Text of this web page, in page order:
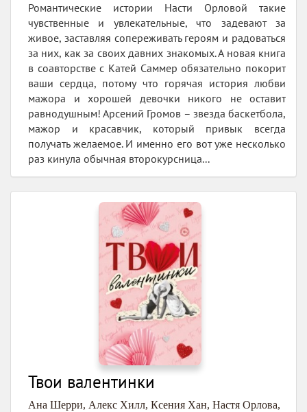
Романтические истории Насти Орловой такие
чувственные и увлекательные, что задевают за
живое, заставляя сопереживать героям и радоваться
за них, как за своих давних знакомых. А новая книга
в соавторстве с Катей Саммер обязательно покорит
ваши сердца, потому что горячая история любви
мажора и хорошей девочки никого не оставит
равнодушным! Арсений Громов – звезда баскетбола,
мажор и красавчик, который привык всегда
получать желаемое. И именно его вот уже несколько
раз кинула обычная второкурсница...
Твои валентинки
Ана Шерри, Алекс Хилл, Ксения Хан, Настя Орлова,